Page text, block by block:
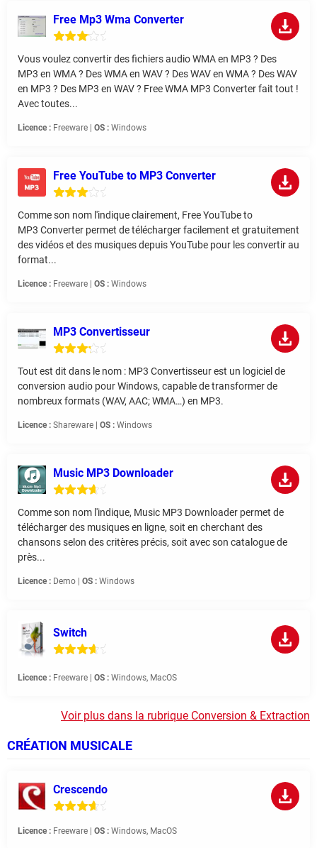
Free Mp3 Wma Converter
Vous voulez convertir des fichiers audio WMA en MP3 ? Des
MP3 en WMA ? Des WMA en WAV ? Des WAV en WMA ? Des WAV
en MP3 ? Des MP3 en WAV ? Free WMA MP3 Converter fait tout !
Avec toutes...
Licence : Freeware | OS : Windows
Free YouTube to MP3 Converter
Comme son nom l'indique clairement, Free YouTube to
MP3 Converter permet de télécharger facilement et gratuitement
des vidéos et des musiques depuis YouTube pour les convertir au
format...
Licence : Freeware | OS : Windows
MP3 Convertisseur
Tout est dit dans le nom : MP3 Convertisseur est un logiciel de
conversion audio pour Windows, capable de transformer de
nombreux formats (WAV, AAC; WMA…) en MP3.
Licence : Shareware | OS : Windows
Music MP3 Downloader
Comme son nom l'indique, Music MP3 Downloader permet de
télécharger des musiques en ligne, soit en cherchant des
chansons selon des critères précis, soit avec son catalogue de
près...
Licence : Demo | OS : Windows
Switch
Licence : Freeware | OS : Windows, MacOS
Voir plus dans la rubrique Conversion & Extraction
CRÉATION MUSICALE
Crescendo
Licence : Freeware | OS : Windows, MacOS